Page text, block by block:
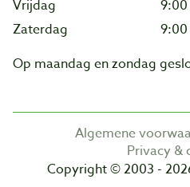
Vrijdag
Zaterdag
Op maandag en zondag
Algemene
Privacy &
Copyright © 2003 -